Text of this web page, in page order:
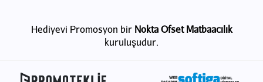
Hediyevi Promosyon bir Nokta Ofset Matbaacılık
kuruluşudur.